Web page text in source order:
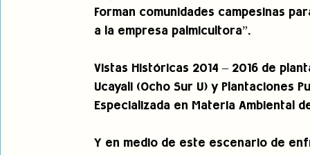
Forman comunidades campesinas
a la empresa palmicultora”.
Vistas Históricas 2014 – 2016 de
Ucayali (Ocho Sur U) y Plantaciones
Especializada en Materia Ambiental
Y en medio de este escenario de